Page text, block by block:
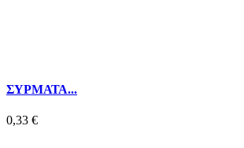
ΣΥΡΜΑΤΑ...
0,33 €